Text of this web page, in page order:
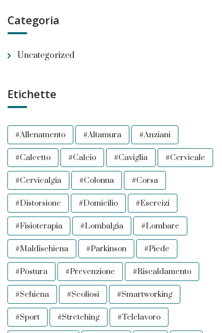
Categoria
Uncategorized
Etichette
#allenamento #altamura #anziani
#calcetto #calcio #caviglia #cervicale
#cervicalgia #colonna #corsa
#distorsione #domicilio #esercizi
#fisioterapia #lombalgia #lombare
#maldischiena #parkinson #piede
#postura #prevenzione #riscaldamento
#schiena #scoliosi #smartworking
#sport #stretching #telelavoro